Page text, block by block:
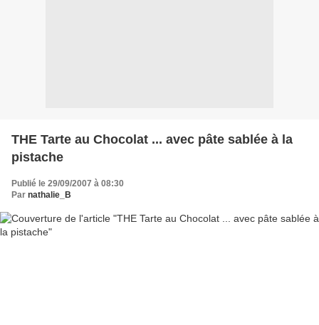
THE Tarte au Chocolat ... avec pâte sablée à la
pistache
Publié le 29/09/2007 à 08:30
Par nathalie_B